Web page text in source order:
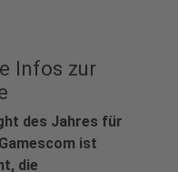
Infos zur
des Jahres für
ist
die